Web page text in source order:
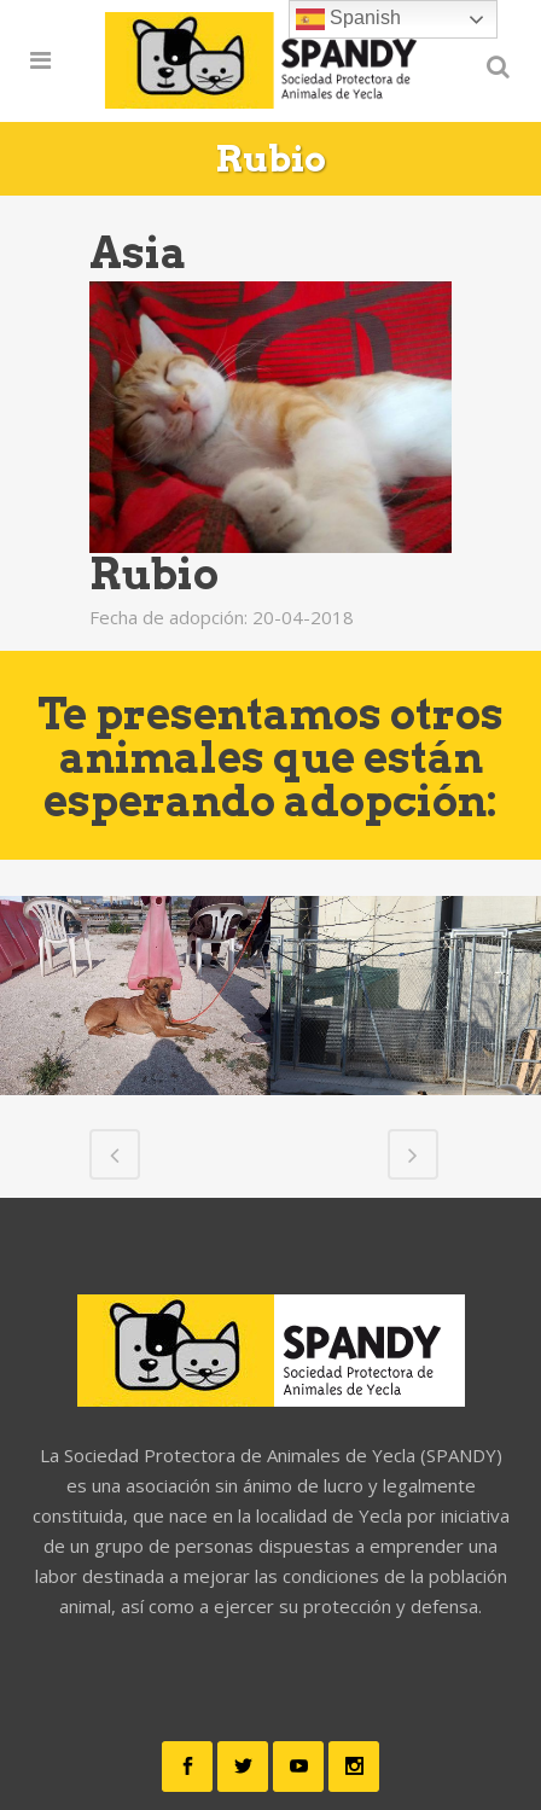
Rubio
Asia
Rubio
Fecha de adopción: 20-04-2018
Te presentamos otros
animales que están
esperando adopción:
La Sociedad Protectora de Animales de Yecla (SPANDY)
es una asociación sin ánimo de lucro y legalmente
constituida, que nace en la localidad de Yecla por iniciativa
de un grupo de personas dispuestas a emprender una
labor destinada a mejorar las condiciones de la población
animal, así como a ejercer su protección y defensa.
Spanish